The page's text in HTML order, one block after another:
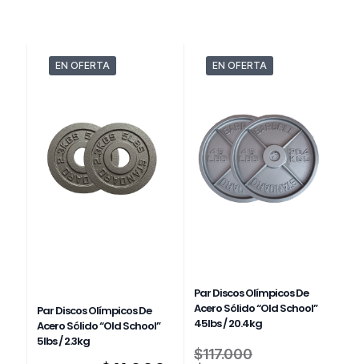
EN OFERTA
Par Discos Olímpicos De
Acero Sólido “Old School”
5lbs / 2.3kg
EN OFERTA
Par Discos Olímpicos De
Acero Sólido “Old School”
45lbs / 20.4kg
$117.000